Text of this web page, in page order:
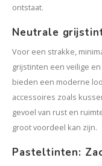
ontstaat.
Neutrale
Voor een strakke,
grijstinten een veilige
bieden een moderne
accessoires zoals
gevoel van rust en
groot voordeel kan zijn.
Pasteltinten: